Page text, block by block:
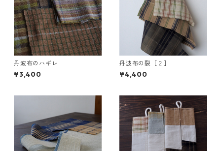
丹波布のハギレ
¥3,400
丹波布の裂［２］
¥4,400